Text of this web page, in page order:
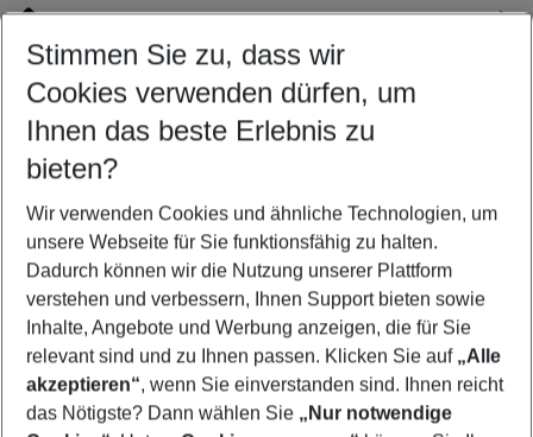
Location
Customize your offer
Find the perfect deal which suits your best
Your departure airport
Any airport
Select your date range
12/08/26–10/08/27 5-8 nights
Who will travel
2 adults No children
Show more filter
Stimmen Sie zu, dass wir
Cookies verwenden dürfen, um
Ihnen das beste Erlebnis zu
bieten?
Wir verwenden Cookies und ähnliche Technologien, um
unsere Webseite für Sie funktionsfähig zu halten.
Dadurch können wir die Nutzung unserer Plattform
verstehen und verbessern, Ihnen Support bieten sowie
Inhalte, Angebote und Werbung anzeigen, die für Sie
relevant sind und zu Ihnen passen. Klicken Sie auf „Alle
akzeptieren“, wenn Sie einverstanden sind. Ihnen reicht
das Nötigste? Dann wählen Sie „Nur notwendige